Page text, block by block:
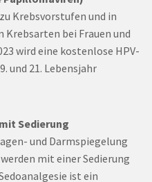
Krebsvorstufen und in
Krebsarten bei Frauen und
wird eine kostenlose HPV-
und 21. Lebensjahr
Sedierung
und Darmspiegelung
mit einer Sedierung
ist ein